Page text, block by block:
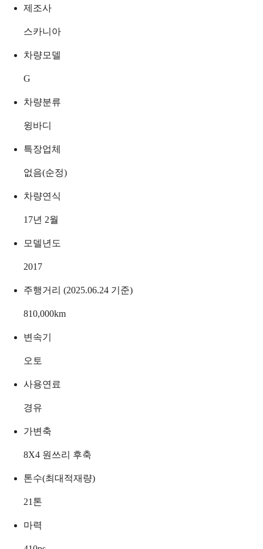
제조사
스카니아
차량모델
G
차량분류
윙바디
특장업체
없음(순정)
차량연식
17년 2월
모델년도
2017
주행거리 (2025.06.24 기준)
810,000km
변속기
오토
사용연료
경유
가변축
8X4 원쓰리 후축
톤수(최대적재량)
21 톤
마력